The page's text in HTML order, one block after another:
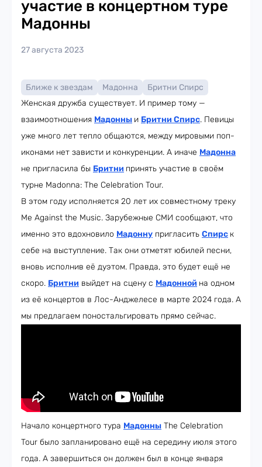
участие в концертном туре
Мадонны
27 августа 2023
Ближе к звездам Мадонна
Бритни Спирс
Женская дружба существует. И пример тому —
взаимоотношения Мадонны и Бритни Спирс. Певицы
уже много лет тепло общаются, между мировыми поп-
иконами нет зависти и конкуренции. А иначе Мадонна
не пригласила бы Бритни принять участие в своём
турне Madonna: The Celebration Tour.
В этом году исполняется 20 лет их совместному треку
Me Against the Music. Зарубежные СМИ сообщают, что
именно это вдохновило Мадонну пригласить Спирс к
себе на выступление. Так они отметят юбилей песни,
вновь исполнив её дуэтом. Правда, это будет ещё не
скоро. Бритни выйдет на сцену с Мадонной на одном
из её концертов в Лос-Анджелесе в марте 2024 года. А
мы предлагаем поностальгировать прямо сейчас.
Начало концертного тура Мадонны The Celebration
Tour было запланировано ещё на середину июля этого
года. А завершиться он должен был в конце января